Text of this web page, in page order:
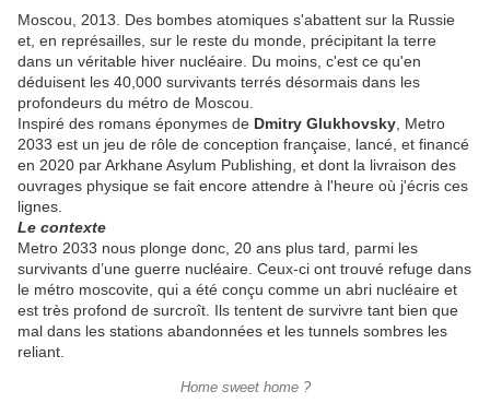
Moscou, 2013. Des bombes atomiques s'abattent sur la Russie
et, en représailles, sur le reste du monde, précipitant la terre
dans un véritable hiver nucléaire. Du moins, c'est ce qu'en
déduisent les 40,000 survivants terrés désormais dans les
profondeurs du métro de Moscou.
Inspiré des romans éponymes de Dmitry Glukhovsky , Metro
2033 est un jeu de rôle de conception française, lancé, et financé
en 2020 par Arkhane Asylum Publishing, et dont la livraison des
ouvrages physique se fait encore attendre à l'heure où j'écris ces
lignes.
Le contexte
Metro 2033 nous plonge donc, 20 ans plus tard, parmi les
survivants d’une guerre nucléaire. Ceux-ci ont trouvé refuge dans
le métro moscovite, qui a été conçu comme un abri nucléaire et
est très profond de surcroît. Ils tentent de survivre tant bien que
mal dans les stations abandonnées et les tunnels sombres les
reliant.
Home sweet home ?